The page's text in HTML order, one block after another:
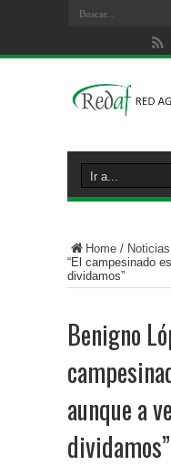
Home / Noticias
“El campesinado
dividamos”
Benigno
aunque a
dividamos”